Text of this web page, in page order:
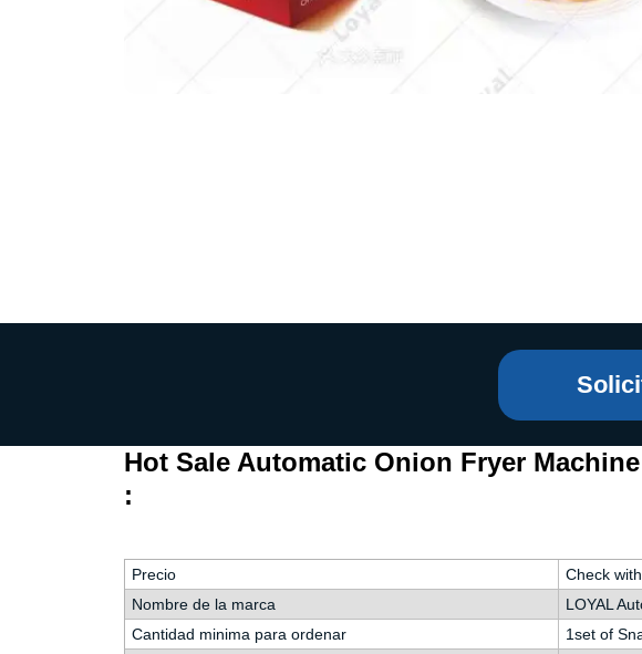
Industrial Defrosting
Pasta Production Line
Línea de producción de
fideos instantáneos
Hot Sale Automatic Onion Fryer
:
Precio
Check
Nombre de la marca
LOYAL
Cantidad minima para ordenar
1set of